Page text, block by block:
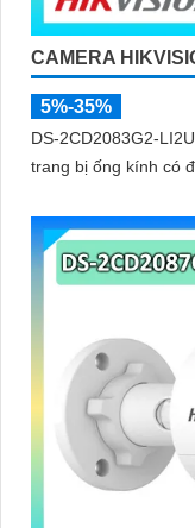
CAMERA
5%-35%
DS-2CD2083G2-
trang bị ống kính có